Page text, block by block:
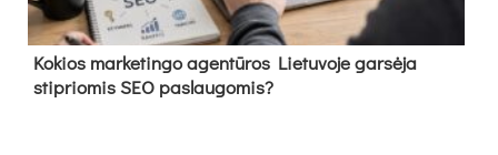
Kokios marketingo agentūros Lietuvoje garsėja
stipriomis SEO paslaugomis?